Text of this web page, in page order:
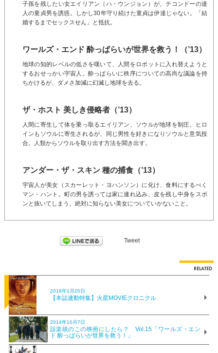
子孫を残したい女エイリアン（ハ・ウンジョン）が、テコンドーの達
人の童貞男を誘惑。しかし30年守り続けた童貞は伊達じゃない。「結
婚するまでセックスせん」と抵抗。
ワールズ・エンド 酔っぱらいが世界を救う！（’13）
地球の知的レベルの低さを嘆いて、人間をロボットに入れ替えようと
するおせっかい宇宙人。酔っぱらいに秩序についての高尚な議論を持
ちかけるが、ダメさ加減に幻滅し地球を去る。
ザ・ホスト 美しき侵略者（’13）
人間に寄生して体を乗っ取るエイリアン、ソウルが地球を制圧。ヒロ
インもソウルに寄生されるが、同じ男性を好きになりソウルと意気投
合。人類からソウルを取り出す方法を聞き出す。
アンダー・ザ・スキン 種の捕食（’13）
宇宙人が美女（スカーレット・ヨハンソン）に化け、食料にするべく
マン・ハント。町の男を誘っては家に連れ込み、皮を残し中身をスポ
ンと抜いてしまう。絶対に知らない美女についていかないこと。
Tweet
2016年1月20日
【本誌連動特集】火星MOVIEクロニクル
2014年10月7日
設楽統のこの映画にしたら？ Vol.15「ワールズ・エン
ド 酔っぱらいが世界を救う！」